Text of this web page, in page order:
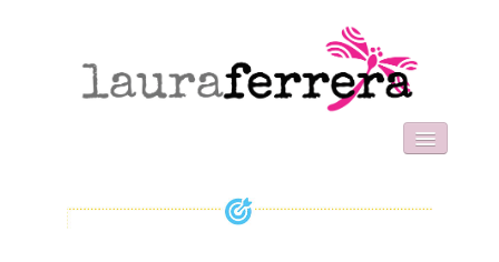
SOBRE MI